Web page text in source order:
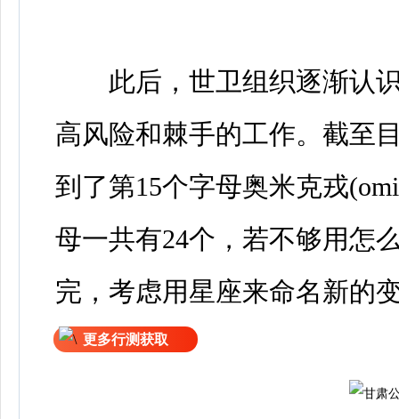
此后，世卫组织逐渐认识
高风险和棘手的工作。截至
到了第15个字母奥米克戎
母一共有24个，若不够用怎
完，考虑用星座来命名新的
更多行测获取